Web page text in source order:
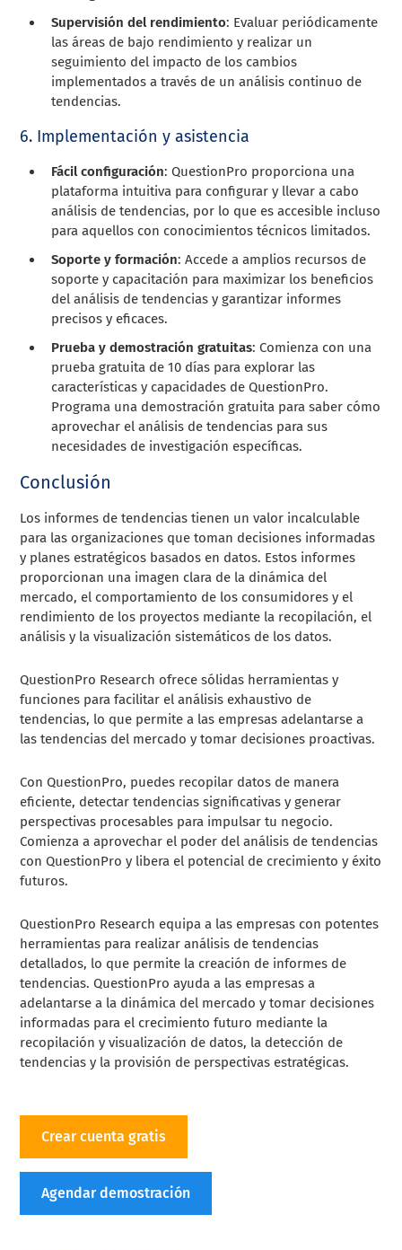
Supervisión del rendimiento: Evaluar periódicamente
las áreas de bajo rendimiento y realizar un
seguimiento del impacto de los cambios
implementados a través de un análisis continuo de
tendencias.
6. Implementación y asistencia
Fácil configuración: QuestionPro proporciona una
plataforma intuitiva para configurar y llevar a cabo
análisis de tendencias, por lo que es accesible incluso
para aquellos con conocimientos técnicos limitados.
Soporte y formación: Accede a amplios recursos de
soporte y capacitación para maximizar los beneficios
del análisis de tendencias y garantizar informes
precisos y eficaces.
Prueba y demostración gratuitas: Comienza con una
prueba gratuita de 10 días para explorar las
características y capacidades de QuestionPro.
Programa una demostración gratuita para saber cómo
aprovechar el análisis de tendencias para sus
necesidades de investigación específicas.
Conclusión
Los informes de tendencias tienen un valor incalculable
para las organizaciones que toman decisiones informadas
y planes estratégicos basados en datos. Estos informes
proporcionan una imagen clara de la dinámica del
mercado, el comportamiento de los consumidores y el
rendimiento de los proyectos mediante la recopilación, el
análisis y la visualización sistemáticos de los datos.
QuestionPro Research ofrece sólidas herramientas y
funciones para facilitar el análisis exhaustivo de
tendencias, lo que permite a las empresas adelantarse a
las tendencias del mercado y tomar decisiones proactivas.
Con QuestionPro, puedes recopilar datos de manera
eficiente, detectar tendencias significativas y generar
perspectivas procesables para impulsar tu negocio.
Comienza a aprovechar el poder del análisis de tendencias
con QuestionPro y libera el potencial de crecimiento y éxito
futuros.
QuestionPro Research equipa a las empresas con potentes
herramientas para realizar análisis de tendencias
detallados, lo que permite la creación de informes de
tendencias. QuestionPro ayuda a las empresas a
adelantarse a la dinámica del mercado y tomar decisiones
informadas para el crecimiento futuro mediante la
recopilación y visualización de datos, la detección de
tendencias y la provisión de perspectivas estratégicas.
Crear cuenta gratis
Agendar demostración